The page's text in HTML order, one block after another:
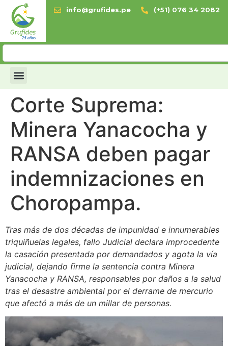
info@grufides.pe (+51) 076 34 2082
Corte Suprema:
Minera Yanacocha y
RANSA deben pagar
indemnizaciones en
Choropampa.
Tras más de dos décadas de impunidad e innumerables
triquiñuelas legales, fallo Judicial declara improcedente
la casación presentada por demandados y agota la vía
judicial, dejando firme la sentencia contra Minera
Yanacocha y RANSA, responsables por daños a la salud
tras el desastre ambiental por el derrame de mercurio
que afectó a más de un millar de personas.